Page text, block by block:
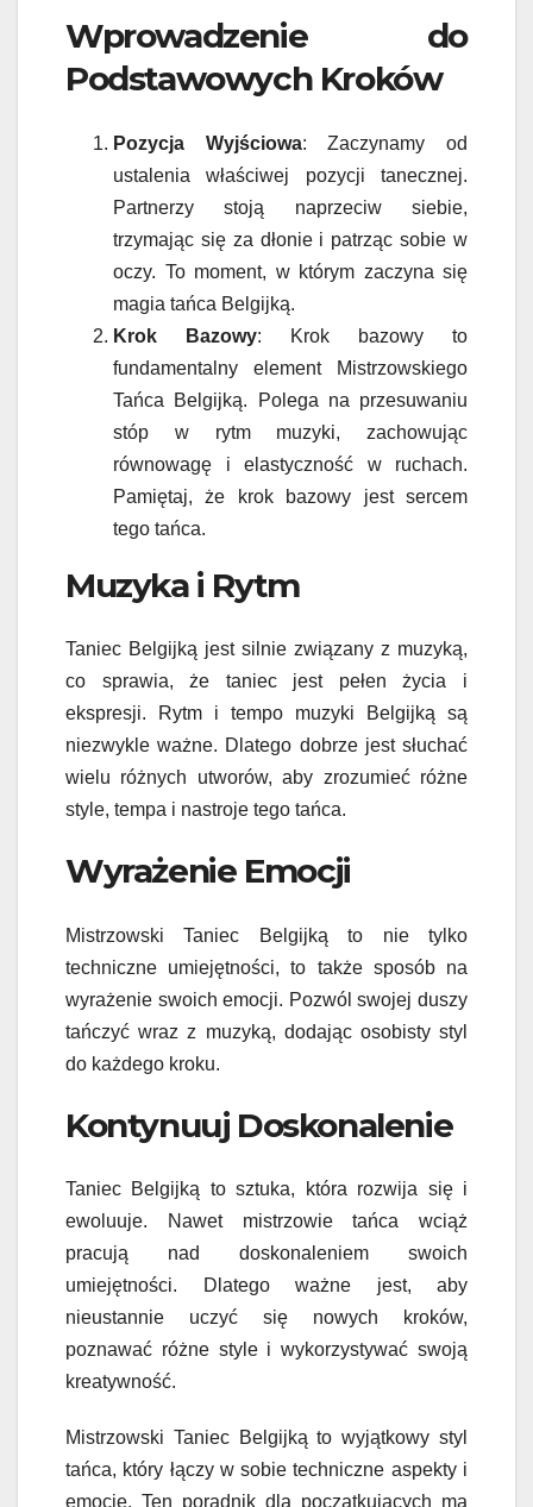
Wprowadzenie do
Podstawowych Kroków
Pozycja Wyjściowa: Zaczynamy od
ustalenia właściwej pozycji tanecznej.
Partnerzy stoją naprzeciw siebie,
trzymając się za dłonie i patrząc sobie w
oczy. To moment, w którym zaczyna się
magia tańca Belgijką.
Krok Bazowy: Krok bazowy to
fundamentalny element Mistrzowskiego
Tańca Belgijką. Polega na przesuwaniu
stóp w rytm muzyki, zachowując
równowagę i elastyczność w ruchach.
Pamiętaj, że krok bazowy jest sercem
tego tańca.
Muzyka i Rytm
Taniec Belgijką jest silnie związany z muzyką,
co sprawia, że taniec jest pełen życia i
ekspresji. Rytm i tempo muzyki Belgijką są
niezwykle ważne. Dlatego dobrze jest słuchać
wielu różnych utworów, aby zrozumieć różne
style, tempa i nastroje tego tańca.
Wyrażenie Emocji
Mistrzowski Taniec Belgijką to nie tylko
techniczne umiejętności, to także sposób na
wyrażenie swoich emocji. Pozwól swojej duszy
tańczyć wraz z muzyką, dodając osobisty styl
do każdego kroku.
Kontynuuj Doskonalenie
Taniec Belgijką to sztuka, która rozwija się i
ewoluuje. Nawet mistrzowie tańca wciąż
pracują nad doskonaleniem swoich
umiejętności. Dlatego ważne jest, aby
nieustannie uczyć się nowych kroków,
poznawać różne style i wykorzystywać swoją
kreatywność.
Mistrzowski Taniec Belgijką to wyjątkowy styl
tańca, który łączy w sobie techniczne aspekty i
emocje. Ten poradnik dla początkujących ma